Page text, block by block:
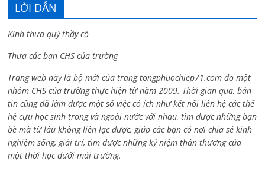
LỜI DẪN
Kính thưa quý thầy cô
Thưa các bạn CHS của trường
Trang web này là bộ mới của trang tongphuochiep71.com do một
nhóm CHS của trường thực hiện từ năm 2009. Thời gian qua, bản
tin cũng đã làm được một số việc có ích như kết nối liên hệ các thế
hệ cựu học sinh trong và ngoài nước với nhau, tìm được những bạn
bè mà từ lâu không liên lạc được, giúp các bạn có nơi chia sẻ kinh
nghiệm sống, giải trí, tìm được những kỷ niệm thân thương của
một thời học dưới mái trường.